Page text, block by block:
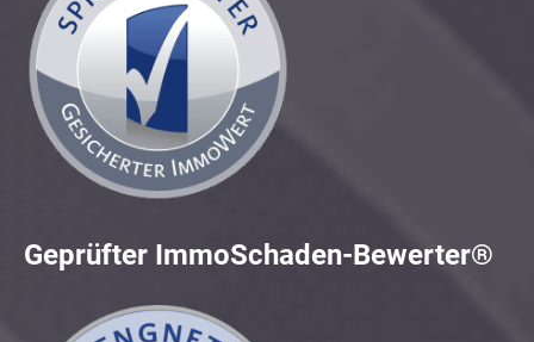
Geprüfter ImmoSchaden-Bewerter®